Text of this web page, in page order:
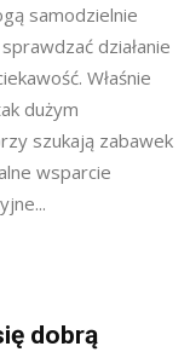
samodzielnie
działanie
Właśnie
dużym
szukają zabawek
wsparcie
dobrą